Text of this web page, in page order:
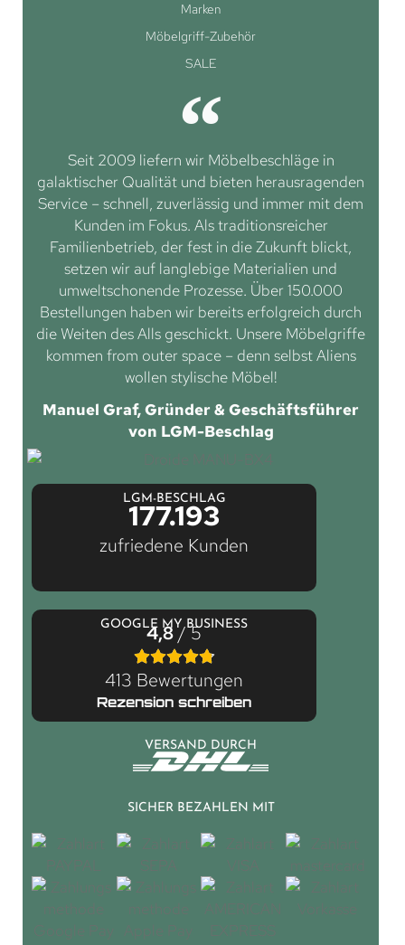
Marken
Möbelgriff-Zubehör
SALE
Seit 2009 liefern wir Möbelbeschläge in
galaktischer Qualität und bieten herausragenden
Service – schnell, zuverlässig und immer mit dem
Kunden im Fokus. Als traditionsreicher
Familienbetrieb, der fest in die Zukunft blickt,
setzen wir auf langlebige Materialien und
umweltschonende Prozesse. Über 150.000
Bestellungen haben wir bereits erfolgreich durch
die Weiten des Alls geschickt. Unsere Möbelgriffe
kommen from outer space – denn selbst Aliens
wollen stylische Möbel!
Manuel Graf, Gründer & Geschäftsführer
von LGM-Beschlag
LGM-BESCHLAG
177.193
zufriedene Kunden
GOOGLE MY BUSINESS
4,8/ 5
413 Bewertungen
Rezension schreiben
VERSAND DURCH
SICHER BEZAHLEN MIT